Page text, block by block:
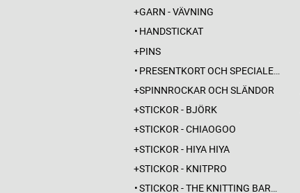
GARN - VÄVNING
HANDSTICKAT
PINS
PRESENTKORT OCH SPECIALERBJUDANDEN
SPINNROCKAR OCH SLÄNDOR
STICKOR - BJÖRK
STICKOR - CHIAOGOO
STICKOR - HIYA HIYA
STICKOR - KNITPRO
STICKOR - THE KNITTING BARBER